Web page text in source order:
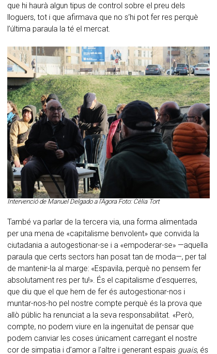
que hi haurà algun tipus de control sobre el preu dels
lloguers, tot i que afirmava que no s’hi pot fer res perquè
l’última paraula la té el mercat.
Intervenció de Manuel Delgado a l'Àgora Foto: Cèlia Tort
També va parlar de la tercera via, una forma alimentada
per una mena de «capitalisme benvolent» que convida la
ciutadania a autogestionar-se i a «empoderar-se» —aquella
paraula que certs sectors han posat tan de moda—, per tal
de mantenir-la al marge: «Espavila, perquè no pensem fer
absolutament res per tu!». És el capitalisme d’esquerres,
que diu que el que hem de fer és autogestionar-nos i
muntar-nos-ho pel nostre compte perquè és la prova que
allò públic ha renunciat a la seva responsabilitat. «Però,
compte, no podem viure en la ingenuïtat de pensar que
podem canviar les coses únicament carregant el nostre
cor de simpatia i d’amor a l’altre i generant espais guais, és